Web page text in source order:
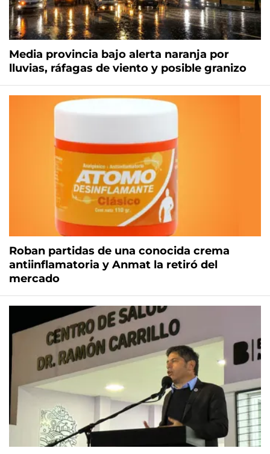
Media provincia bajo alerta naranja por
lluvias, ráfagas de viento y posible granizo
Roban partidas de una conocida crema
antiinflamatoria y Anmat la retiró del
mercado